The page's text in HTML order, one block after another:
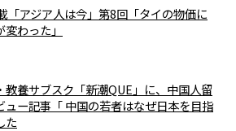
「アジア人は今」第8回「タイの物価に
わった」
教養サブスク「新潮QUE」に、中国人留
ュー記事「 中国の若者はなぜ日本を目指
た